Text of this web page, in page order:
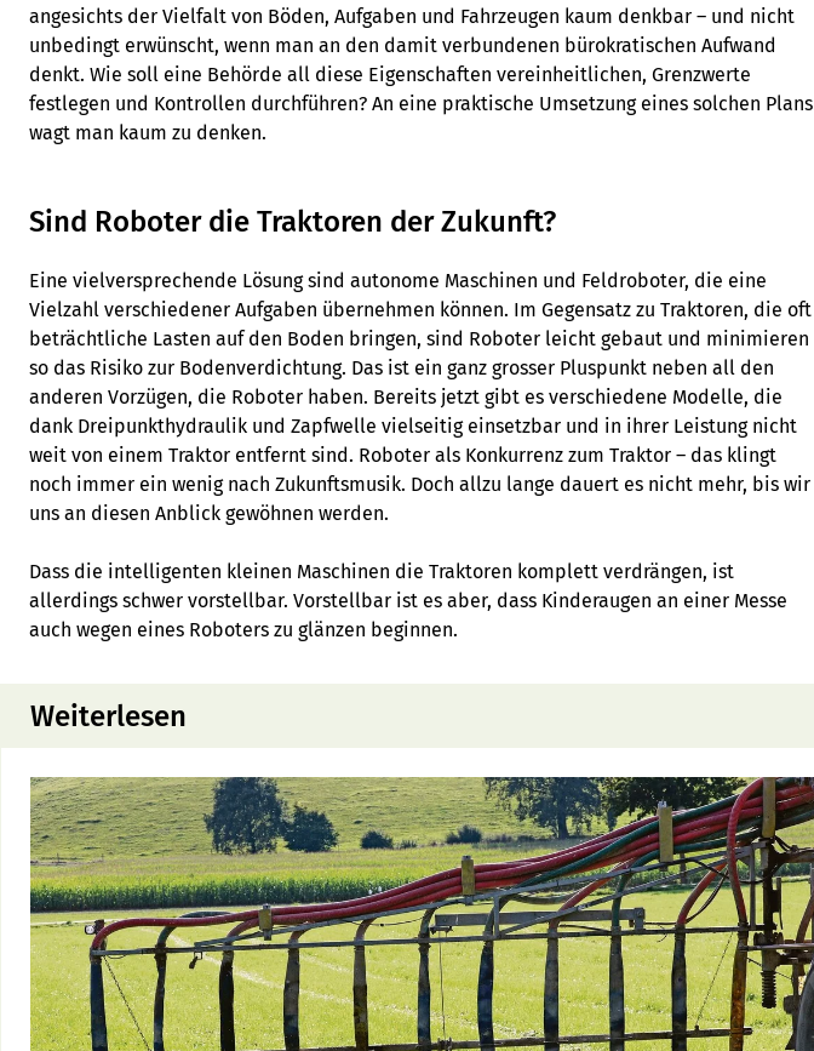
angesichts der Vielfalt von Böden, Aufgaben und Fahrzeugen kaum denkbar – und nicht
unbedingt erwünscht, wenn man an den damit verbundenen bürokratischen Aufwand
denkt. Wie soll eine Behörde all diese Eigenschaften vereinheitlichen, Grenzwerte
festlegen und Kontrollen durchführen? An eine praktische Umsetzung eines solchen Plans
wagt man kaum zu denken.
Sind Roboter die Traktoren der Zukunft?
Eine vielversprechende Lösung sind autonome Maschinen und Feldroboter, die eine
Vielzahl verschiedener Aufgaben übernehmen können. Im Gegensatz zu Traktoren, die oft
beträchtliche Lasten auf den Boden bringen, sind Roboter leicht gebaut und minimieren
so das Risiko zur Bodenverdichtung. Das ist ein ganz grosser Pluspunkt neben all den
anderen Vorzügen, die Roboter haben. Bereits jetzt gibt es verschiedene Modelle, die
dank Dreipunkthydraulik und Zapfwelle vielseitig einsetzbar und in ihrer Leistung nicht
weit von einem Traktor entfernt sind. Roboter als Konkurrenz zum Traktor – das klingt
noch immer ein wenig nach Zukunftsmusik. Doch allzu lange dauert es nicht mehr, bis wir
uns an diesen Anblick gewöhnen werden.
Dass die intelligenten kleinen Maschinen die Traktoren komplett verdrängen, ist
allerdings schwer vorstellbar. Vorstellbar ist es aber, dass Kinderaugen an einer Messe
auch wegen eines Roboters zu glänzen beginnen.
Weiterlesen